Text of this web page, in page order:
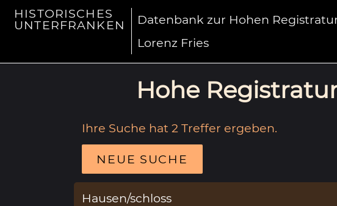
HISTORISCHES
UNTERFRANKEN
Datenbank zur Hohen
Lorenz Fries
Hohe
Ihre Suche hat 2 Treffer ergeben.
NEUE SUCHE
Hausen/schloss